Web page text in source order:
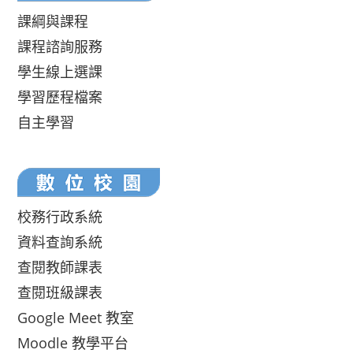
課綱與課程
課程諮詢服務
學生線上選課
學習歷程檔案
自主學習
校務行政系統
資料查詢系統
查閱教師課表
查閱班級課表
Google Meet 教室
Moodle 教學平台